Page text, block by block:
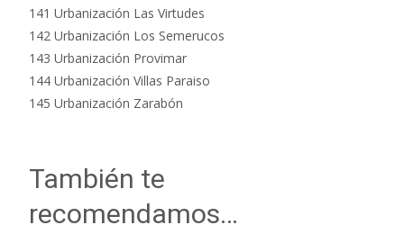
141 Urbanización Las Virtudes
142 Urbanización Los Semerucos
143 Urbanización Provimar
144 Urbanización Villas Paraiso
145 Urbanización Zarabón
También te
recomendamos…